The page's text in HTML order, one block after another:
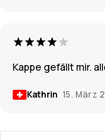
Kappe gefällt mir.
Kathrin 15. März